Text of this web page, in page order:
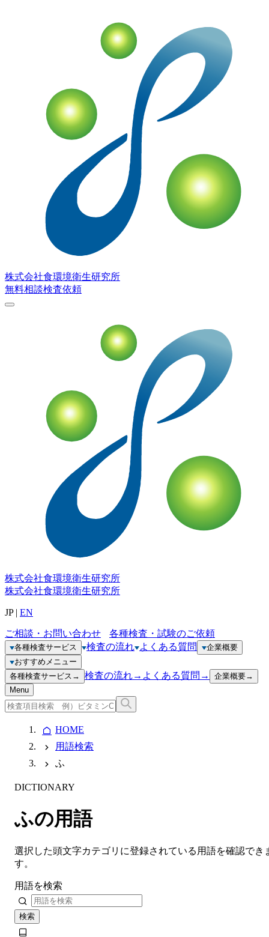
株式会社食環境衛生研究所
無料相談検査依頼
株式会社食環境衛生研究所
株式会社食環境衛生研究所
JP| EN
ご相談・お問い合わせ 各種検査・試験のご依頼
各種検査サービス 検査の流れ よくある質問
企業概要
おすすめメニュー
各種検査サービス → 検査の流れ→ よくある質問 → 企業概要→
Menu
HOME
用語検索
ふ
DICTIONARY
ふの用語
選択した頭文字カテゴリに登録されている用語を確認でき
す。
用語を検索
検索